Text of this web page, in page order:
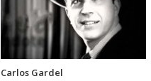
Carlos Gardel